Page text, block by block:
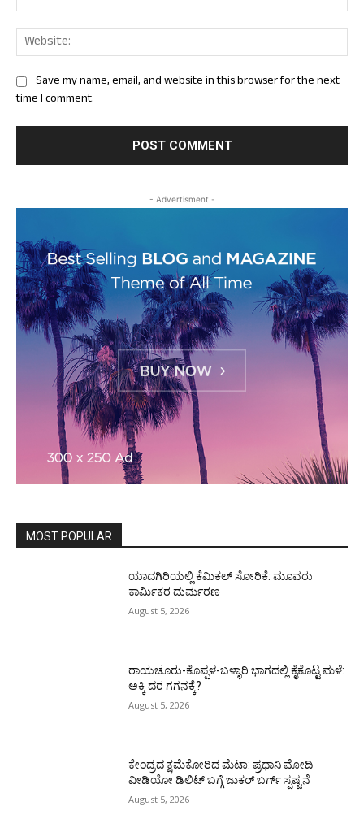
Save my name, email, and website in this browser for the next
time I comment.
- Advertisment -
MOST POPULAR
ಯಾದಗಿರಿಯಲ್ಲಿ ಕೆಮಿಕಲ್ ಸೋರಿಕೆ: ಮೂವರು
ಕಾರ್ಮಿಕರ ದುರ್ಮರಣ
August 5, 2026
ರಾಯಚೂರು-ಕೊಪ್ಪಳ-ಬಳ್ಳಾರಿ ಭಾಗದಲ್ಲಿ ಕೈಕೊಟ್ಟ ಮಳೆ:
ಅಕ್ಕಿ ದರ ಗಗನಕ್ಕೆ?
August 5, 2026
ಕೇಂದ್ರದ ಕ್ಷಮೆಕೋರಿದ ಮೆಟಾ: ಪ್ರಧಾನಿ ಮೋದಿ
ವೀಡಿಯೋ ಡಿಲಿಟ್ ಬಗ್ಗೆ ಜುಕರ್ ಬರ್ಗ್ ಸ್ಪಷ್ಟನೆ
August 5, 2026